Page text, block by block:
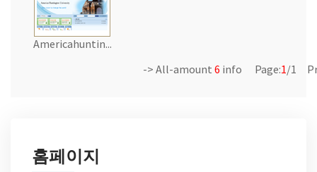
Americahuntin...
-> All-amount 6 info Page:1/1
홈페이지